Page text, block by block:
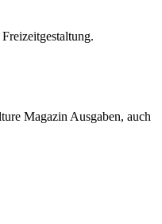
Magazin Ausgaben, auch